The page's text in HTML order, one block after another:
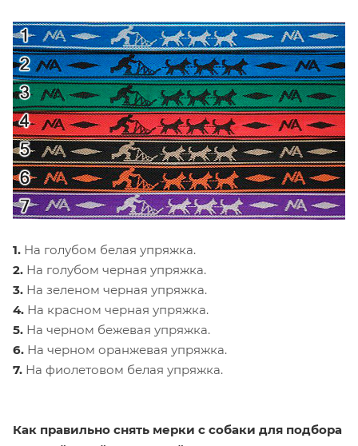
1. На голубом белая упряжка.
2. На голубом черная упряжка.
3. На зеленом черная упряжка.
4. На красном черная упряжка.
5. На черном бежевая упряжка.
6. На черном оранжевая упряжка.
7. На фиолетовом белая упряжка.
Как правильно снять мерки с собаки для подбора